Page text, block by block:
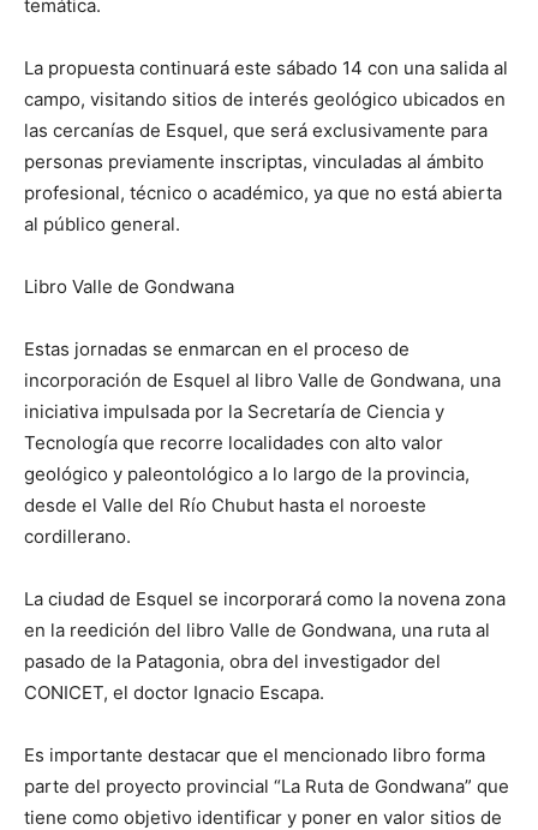
temática.
La propuesta continuará este sábado 14 con una salida al
campo, visitando sitios de interés geológico ubicados en
las cercanías de Esquel, que será exclusivamente para
personas previamente inscriptas, vinculadas al ámbito
profesional, técnico o académico, ya que no está abierta
al público general.
Libro Valle de Gondwana
Estas jornadas se enmarcan en el proceso de
incorporación de Esquel al libro Valle de Gondwana, una
iniciativa impulsada por la Secretaría de Ciencia y
Tecnología que recorre localidades con alto valor
geológico y paleontológico a lo largo de la provincia,
desde el Valle del Río Chubut hasta el noroeste
cordillerano.
La ciudad de Esquel se incorporará como la novena zona
en la reedición del libro Valle de Gondwana, una ruta al
pasado de la Patagonia, obra del investigador del
CONICET, el doctor Ignacio Escapa.
Es importante destacar que el mencionado libro forma
parte del proyecto provincial “La Ruta de Gondwana” que
tiene como objetivo identificar y poner en valor sitios de